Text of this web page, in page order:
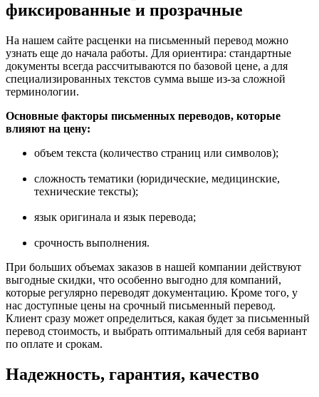
фиксированные и прозрачные
На нашем сайте расценки на письменный перевод можно
узнать еще до начала работы. Для ориентира: стандартные
документы всегда рассчитываются по базовой цене, а для
специализированных текстов сумма выше из-за сложной
терминологии.
Основные факторы письменных переводов, которые
влияют на цену:
объем текста (количество страниц или символов);
сложность тематики (юридические, медицинские,
технические тексты);
язык оригинала и язык перевода;
срочность выполнения.
При больших объемах заказов в нашей компании действуют
выгодные скидки, что особенно выгодно для компаний,
которые регулярно переводят документацию. Кроме того, у
нас доступные цены на срочный письменный перевод.
Клиент сразу может определиться, какая будет за письменный
перевод стоимость, и выбрать оптимальный для себя вариант
по оплате и срокам.
Надежность, гарантия, качество